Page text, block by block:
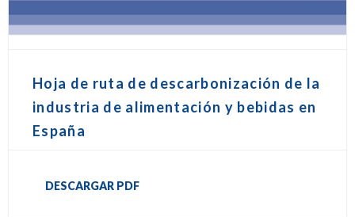
Hoja de ruta de descarbonización de la
industria de alimentación y bebidas en
España
DESCARGAR PDF